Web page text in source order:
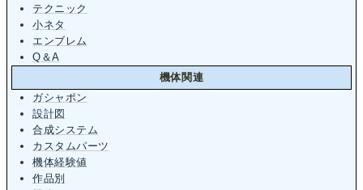
テクニック
小ネタ
エンブレム
Q＆A
機体関連
ガシャポン
設計図
合成システム
カスタムパーツ
機体経験値
作品別